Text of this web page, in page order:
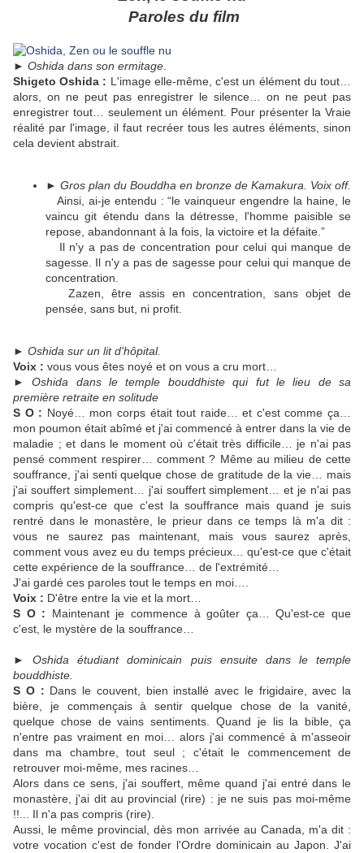
Paroles du film
► Oshida dans son ermitage
Shigeto Oshida : L'image elle-même, c'est un élément du tout…
alors, on ne peut pas enregistrer le silence… on ne peut pas
enregistrer tout… seulement un élément. Pour présenter la Vraie
réalité par l'image, il faut recréer tous les autres éléments, sinon
cela devient abstrait.
► Gros plan du Bouddha en bronze de Kamakura. Voix off.
Ainsi, ai-je entendu : “le vainqueur engendre la haine, le
vaincu git étendu dans la détresse, l'homme paisible se
repose, abandonnant à la fois, la victoire et la défaite.”
Il n'y a pas de concentration pour celui qui manque de
sagesse. Il n'y a pas de sagesse pour celui qui manque de
concentration.
Zazen, être assis en concentration, sans objet de
pensée, sans but, ni profit.
► Oshida sur un lit d'hôpital.
Voix : vous vous êtes noyé et on vous a cru mort…
►Oshida dans le temple bouddhiste qui fut le lieu de sa
première retraite en solitude
S O : Noyé… mon corps était tout raide… et c'est comme ça…
mon poumon était abîmé et j'ai commencé à entrer dans la vie de
maladie ; et dans le moment où c'était très difficile… je n'ai pas
pensé comment respirer… comment ? Même au milieu de cette
souffrance, j'ai senti quelque chose de gratitude de la vie… mais
j'ai souffert simplement… j'ai souffert simplement… et je n'ai pas
compris qu'est-ce que c'est la souffrance mais quand je suis
rentré dans le monastère, le prieur dans ce temps là m'a dit :
vous ne saurez pas maintenant, mais vous saurez après,
comment vous avez eu du temps précieux… qu'est-ce que c'était
cette expérience de la souffrance… de l'extrémité…
J'ai gardé ces paroles tout le temps en moi….
Voix : D'être entre la vie et la mort…
S O : Maintenant je commence à goûter ça… Qu'est-ce que
c'est, le mystère de la souffrance…
►Oshida étudiant dominicain puis ensuite dans le temple
bouddhiste.
S O : Dans le couvent, bien installé avec le frigidaire, avec la
bière, je commençais à sentir quelque chose de la vanité,
quelque chose de vains sentiments. Quand je lis la bible, ça
n'entre pas vraiment en moi… alors j'ai commencé à m'asseoir
dans ma chambre, tout seul ; c'était le commencement de
retrouver moi-même, mes racines…
Alors dans ce sens, j'ai souffert, même quand j'ai entré dans le
monastère, j'ai dit au provincial (rire) : je ne suis pas moi-même
!!... Il n'a pas compris (rire).
Aussi, le même provincial, dès mon arrivée au Canada, m'a dit :
votre vocation c'est de fonder l'Ordre dominicain au Japon. J'ai